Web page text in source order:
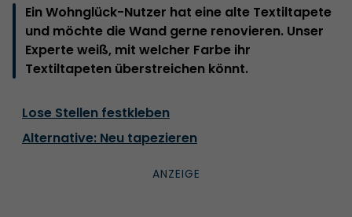
Ein Wohnglück-Nutzer hat eine alte Textiltapete
und möchte die Wand gerne renovieren. Unser
Experte weiß, mit welcher Farbe ihr
Textiltapeten überstreichen könnt.
Lose Stellen festkleben
Alternative: Neu tapezieren